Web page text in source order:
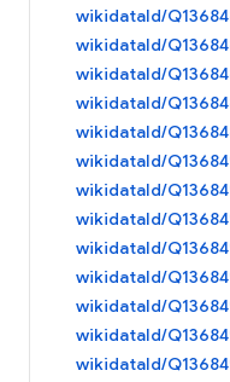
wikidataId/
wikidataId/
wikidataId/
wikidataId/
wikidataId/
wikidataId/
wikidataId/
wikidataId/
wikidataId/
wikidataId/
wikidataId/
wikidataId/
wikidataId/